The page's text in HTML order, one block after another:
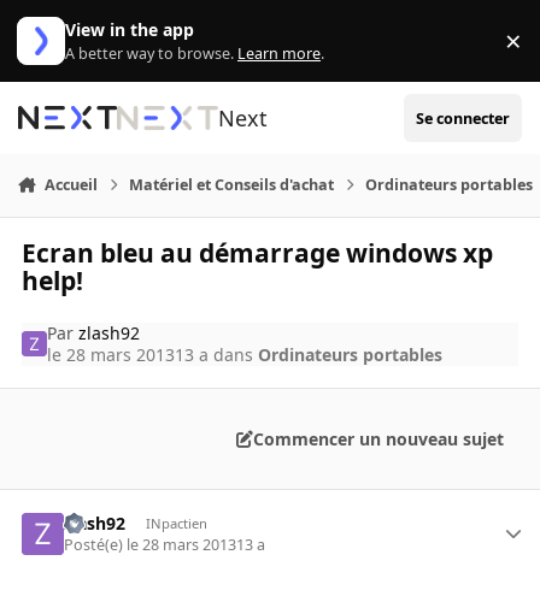
Aller au contenu
View in the app
A better way to browse. Learn more. ×
Next Se connecter
Accueil Matériel et Conseils d'achat Ordinateurs portables
Ecran bleu au démarrage windows xp
help!
Parzlash92
le 28 mars 201313 a dans Ordinateurs portables
Commencer un nouveau sujet
zlash92 INpactien
Posté(e) le 28 mars 201313 a